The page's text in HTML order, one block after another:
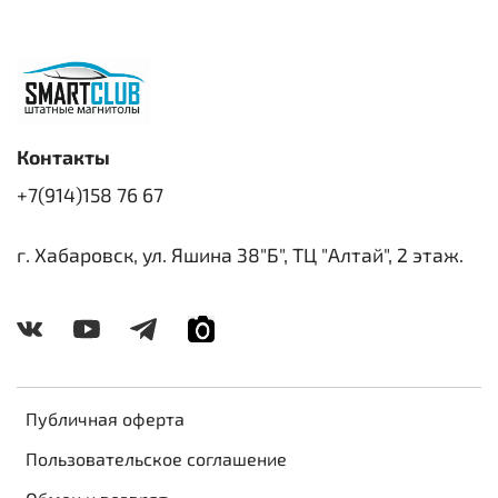
Публичная оферта
Пользовательское соглашение
Контакты
+7(914)158 76 67
г. Хабаровск, ул. Яшина 38"Б", ТЦ "Алтай", 2 этаж.